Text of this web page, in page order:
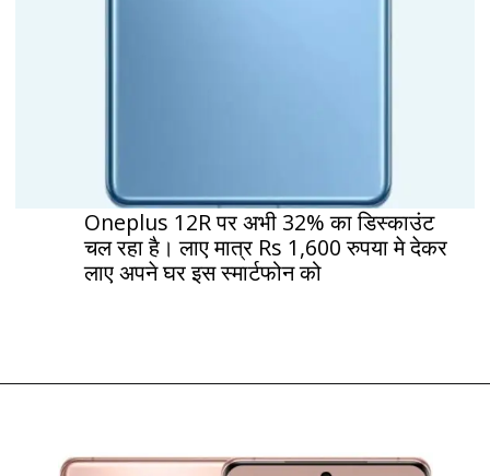
Oneplus 12R पर अभी 32% का डिस्काउंट
चल रहा है। लाए मात्र Rs 1,600 रुपया मे देकर
लाए अपने घर इस स्मार्टफोन को